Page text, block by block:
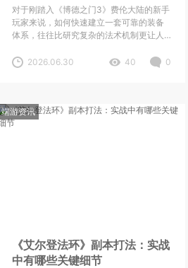
对于刚踏入《博德之门3》费伦大陆的新手
玩家来说，如何快速建立一套可靠的装备
体系，往往比研究复杂的法术机制更让人
材料都相当珍贵，如果不小心把关键装备
2026.06.30 40 0
端游资讯
《艾尔登法环》副本打法：实战
中有哪些关键细节